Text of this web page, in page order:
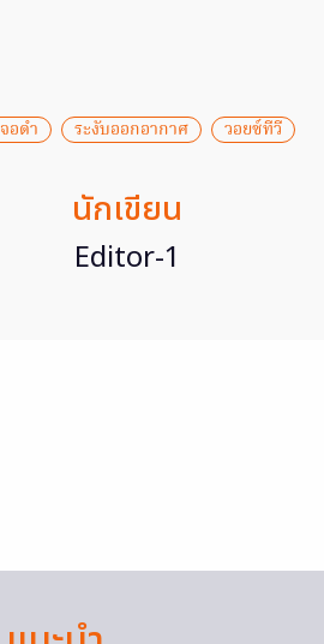
จอดำ ระงับออกอากาศ วอยซ์ทีวี
นักเขียน
Editor-1